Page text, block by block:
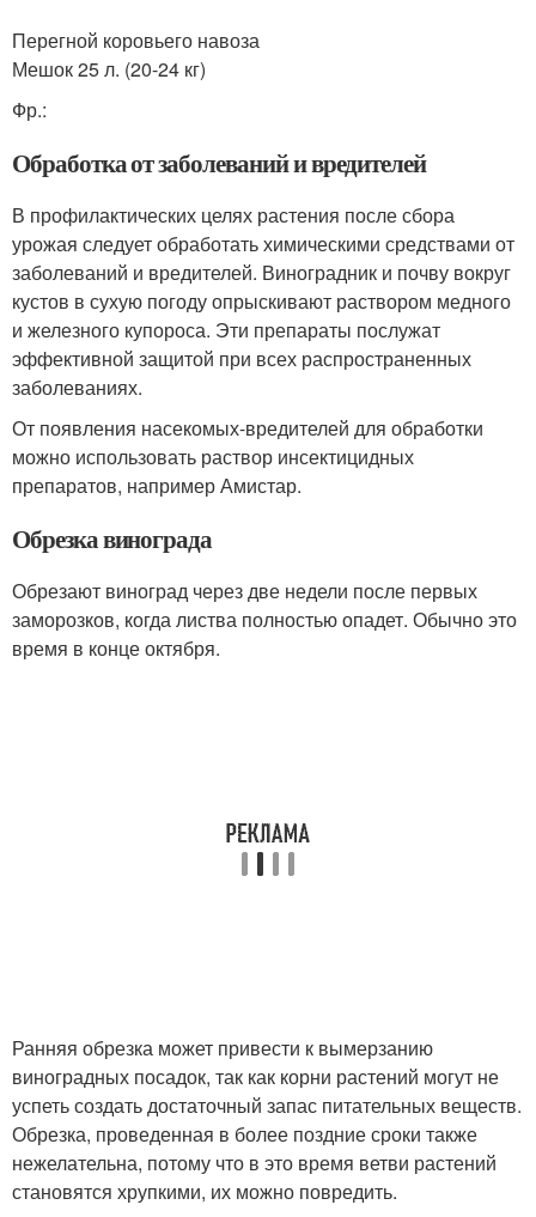
Перегной коровьего навоза
Мешок 25 л. (20-24 кг)
Фр.:
Обработка от заболеваний и вредителей
В профилактических целях растения после сбора
урожая следует обработать химическими средствами от
заболеваний и вредителей. Виноградник и почву вокруг
кустов в сухую погоду опрыскивают раствором медного
и железного купороса. Эти препараты послужат
эффективной защитой при всех распространенных
заболеваниях.
От появления насекомых-вредителей для обработки
можно использовать раствор инсектицидных
препаратов, например Амистар.
Обрезка винограда
Обрезают виноград через две недели после первых
заморозков, когда листва полностью опадет. Обычно это
время в конце октября.
Ранняя обрезка может привести к вымерзанию
виноградных посадок, так как корни растений могут не
успеть создать достаточный запас питательных веществ.
Обрезка, проведенная в более поздние сроки также
нежелательна, потому что в это время ветви растений
становятся хрупкими, их можно повредить.